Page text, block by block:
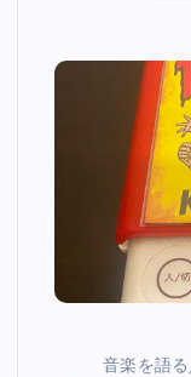
音楽を語る